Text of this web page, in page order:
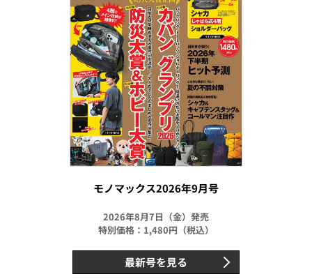
モノマックス2026年9月号
2026年8月7日（金）発売
特別価格：1,480円（税込）
最新号を見る